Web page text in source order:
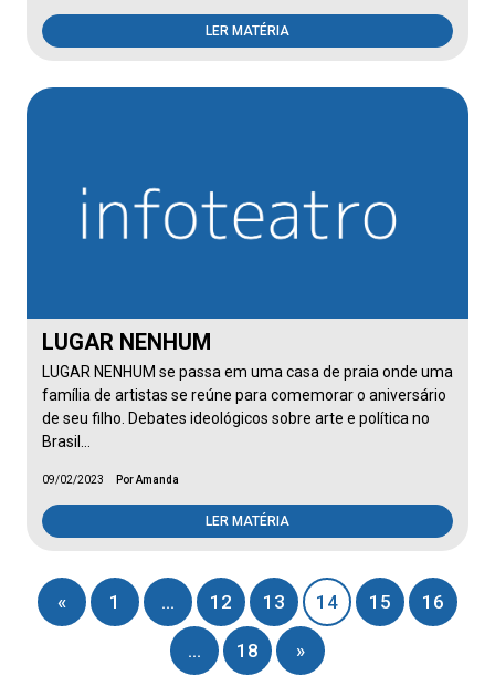
LER MATÉRIA
LUGAR NENHUM
LUGAR NENHUM se passa em uma casa de praia onde uma
família de artistas se reúne para comemorar o aniversário
de seu filho. Debates ideológicos sobre arte e política no
Brasil…
09/02/2023 Por Amanda
LER MATÉRIA
« 1 … 12 13 14 15 16
… 18 »